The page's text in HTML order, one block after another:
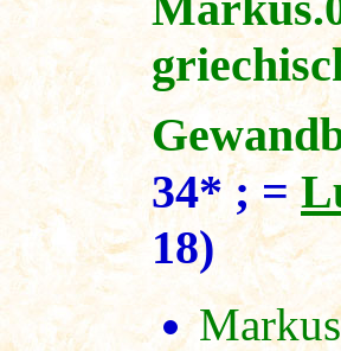
34* ; =
18)